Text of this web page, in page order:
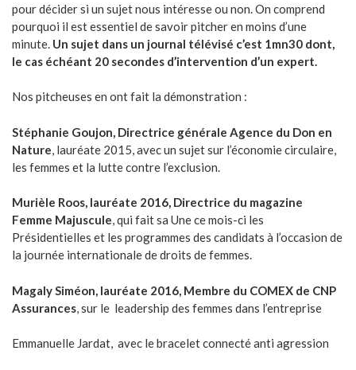
pour décider si un sujet nous intéresse ou non. On comprend
pourquoi il est essentiel de savoir pitcher en moins d’une
minute. Un sujet dans un journal télévisé c’est 1mn30 dont,
le cas échéant 20 secondes d’intervention d’un expert.
Nos pitcheuses en ont fait la démonstration :
Stéphanie Goujon, Directrice générale Agence du Don en
Nature, lauréate 2015, avec un sujet sur l’économie circulaire,
les femmes et la lutte contre l’exclusion.
Murièle Roos, lauréate 2016, Directrice du magazine
Femme Majuscule, qui fait sa Une ce mois-ci les
Présidentielles et les programmes des candidats à l’occasion de
la journée internationale de droits de femmes.
Magaly Siméon, lauréate 2016, Membre du COMEX de CNP
Assurances, sur le leadership des femmes dans l’entreprise
Emmanuelle Jardat, avec le bracelet connecté anti agression